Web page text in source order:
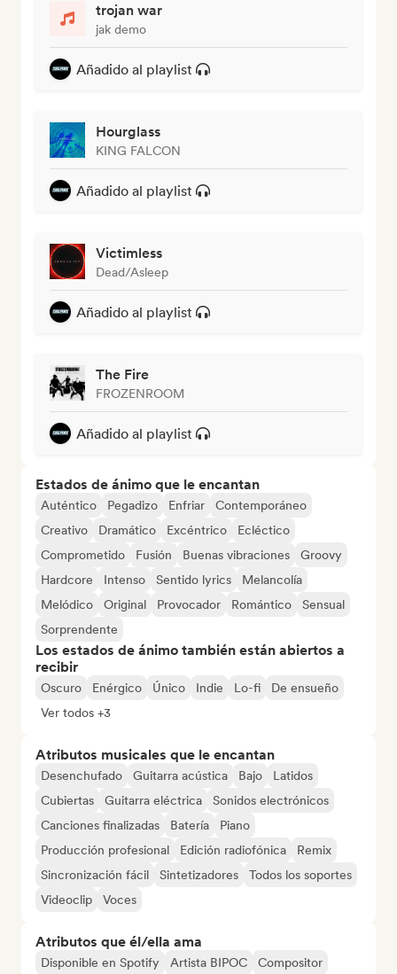
trojan war
jak demo
Añadido al playlist
Hourglass
KING FALCON
Añadido al playlist
Victimless
Dead/Asleep
Añadido al playlist
The Fire
FROZENROOM
Añadido al playlist
Estados de ánimo que le encantan
Auténtico Pegadizo Enfriar
Contemporáneo
Creativo
Dramático Excéntrico
Ecléctico
Comprometido
Fusión Buenas vibraciones
Groovy
Hardcore
Intenso Sentido lyrics
Melancolía
Melódico
Original Provocador Romántico
Sensual
Sorprendente
Los estados de ánimo también están abiertos a
recibir
Oscuro Enérgico Único Indie Lo-fi
De ensueño
Ver todos +3
Atributos musicales que le encantan
Desenchufado Guitarra acústica Bajo
Latidos
Cubiertas
Guitarra eléctrica
Sonidos electrónicos
Canciones finalizadas
Batería
Piano
Producción profesional
Edición radiofónica
Remix
Sincronización fácil
Sintetizadores
Todos los soportes
Videoclip
Voces
Atributos que él/ella ama
Disponible en Spotify Artista BIPOC Compositor